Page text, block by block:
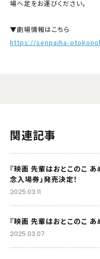
場へ足をお運びください。
▼劇場情報はこちら
https://senpaiha-
関連記事
『映画 先輩はおとこのこ
念入場券」発売決定！
2025.03.11
『映画 先輩はおとこのこ
2025.03.07